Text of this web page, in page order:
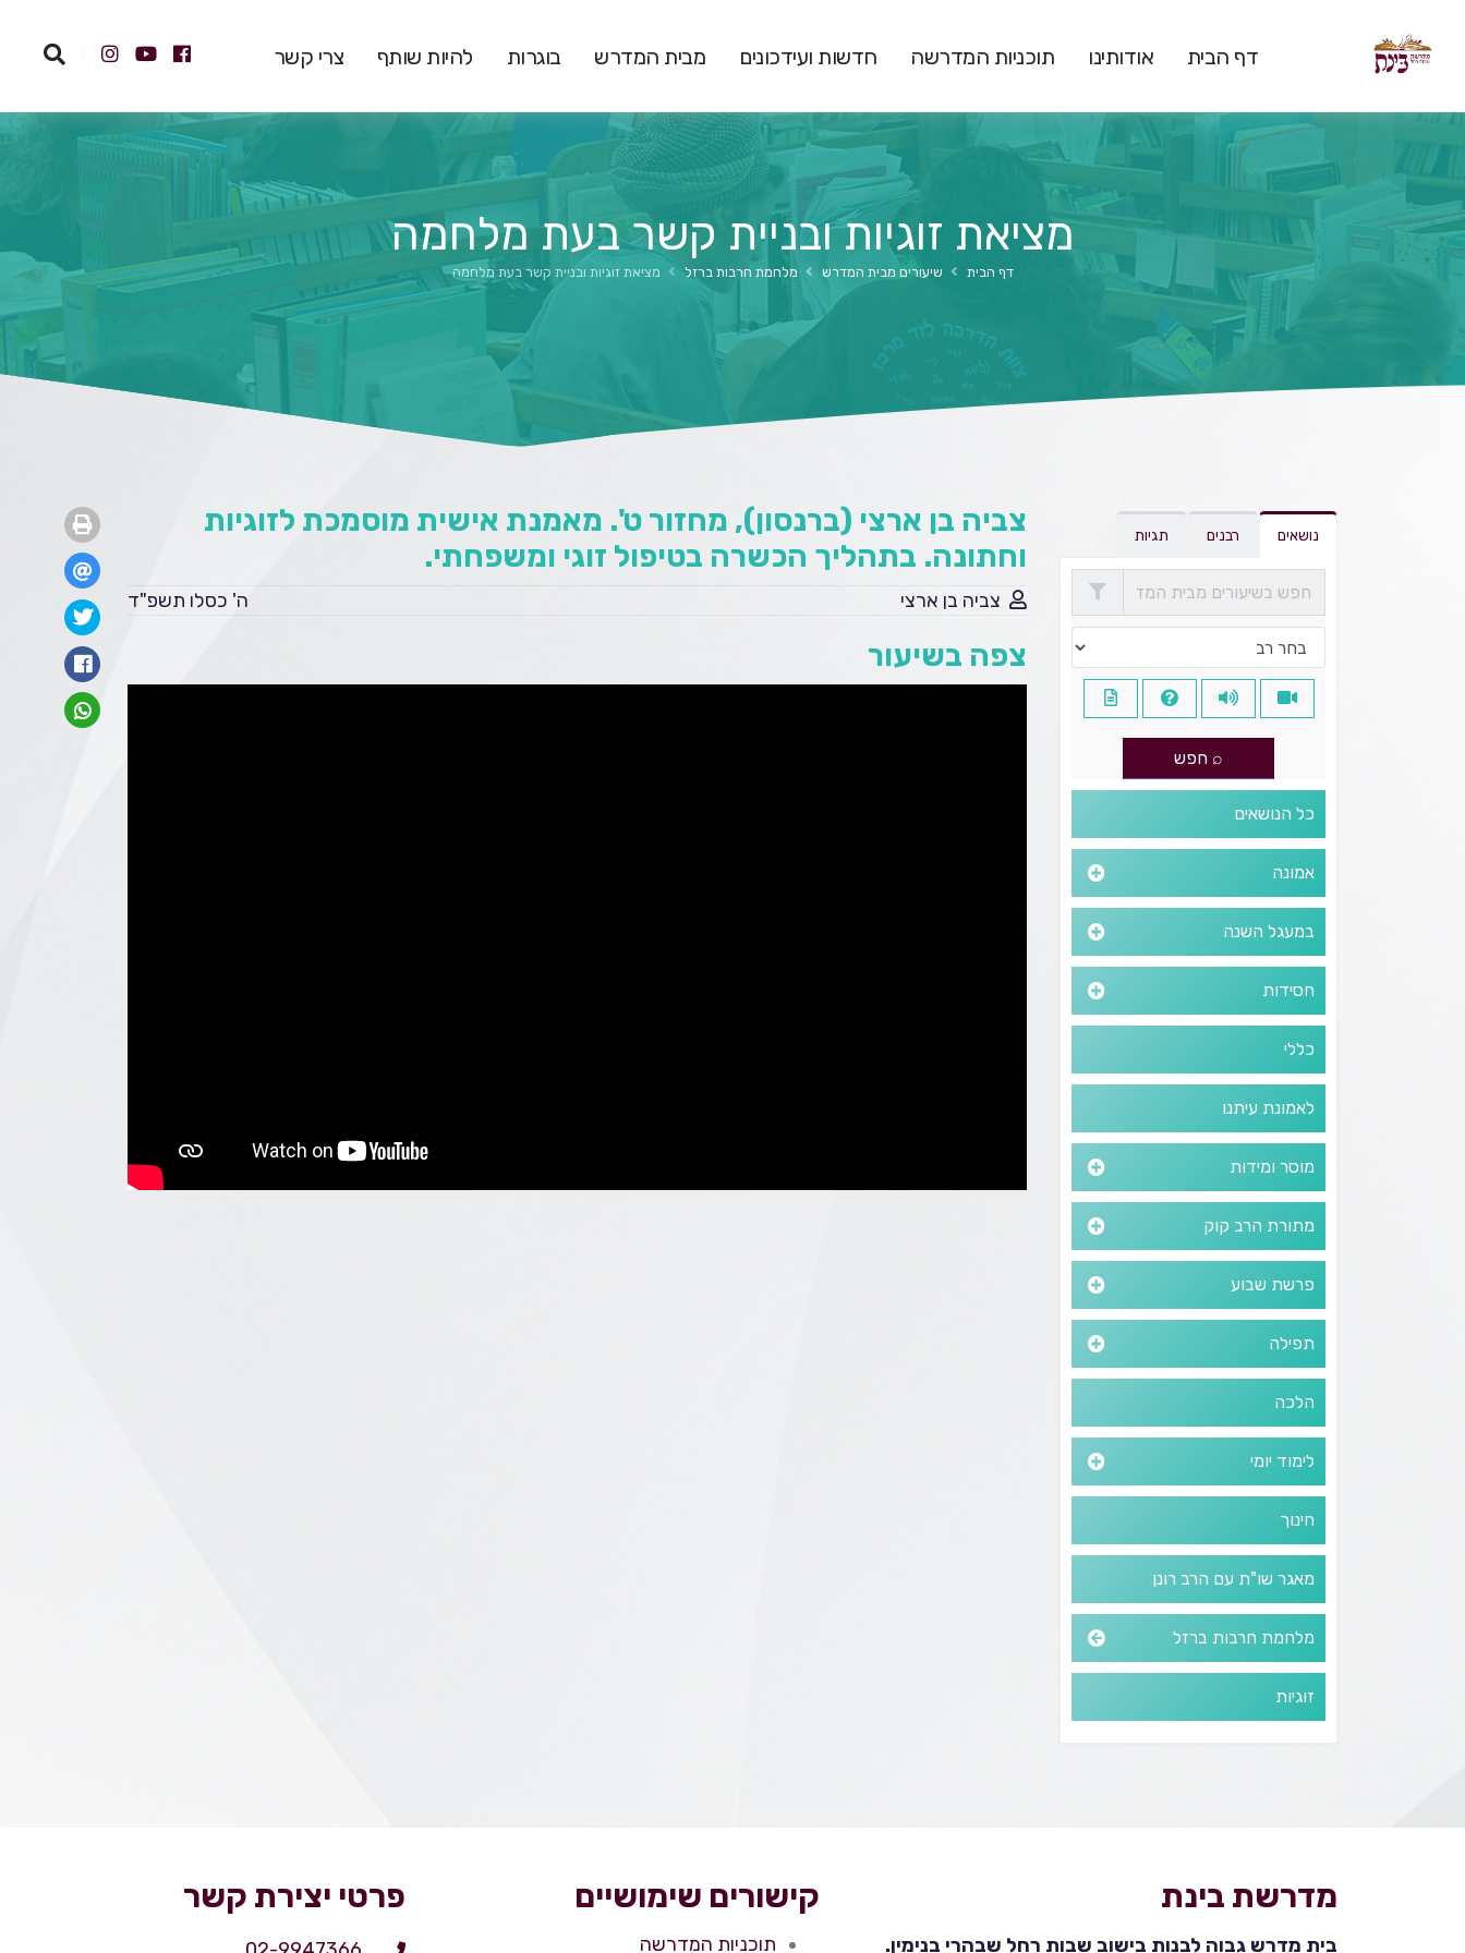
דף הבית אודותינו תוכניות המדרשה חדשות ועידכונים מבית המדרש בוגרות להיות שותף צרי קשר
מציאת זוגיות ובניית קשר בעת מלחמה
דף הבית שיעורים מבית המדרש מלחמת חרבות ברזל מציאת זוגיות ובניית קשר בעת מלחמה
נושאים רבנים תגיות
כל הנושאים
אמונה
במעגל השנה
חסידות
כללי
לאמונת עיתנו
מוסר ומידות
מתורת הרב קוק
פרשת שבוע
תפילה
הלכה
לימוד יומי
חינוך
מאגר שו"ת עם הרב רונן
מלחמת חרבות ברזל
זוגיות
צביה בן ארצי (ברנסון), מחזור ט'. מאמנת אישית מוסמכת לזוגיות
וחתונה. בתהליך הכשרה בטיפול זוגי ומשפחתי.
צביה בן ארצי ה' כסלו תשפ"ד
צפה בשיעור
מדרשת בינת
בית מדרש גבוה לבנות בישוב שבות רחל שבהרי בנימין.
קישורים שימושיים
תוכניות המדרשה
פרטי יצירת קשר